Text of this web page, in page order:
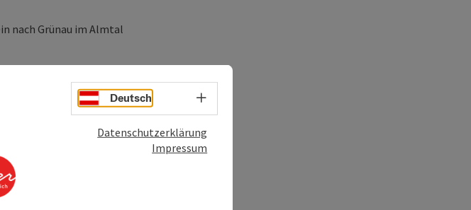
nach Grünau im Almtal
einen Besuch
gleich neben dem
Breithämmern
Arbeitsbedingungen
von Scharnstein,
des ...
Deutsch Sprachwahl - Menü öffnen
Datenschutzerklärung
Impressum